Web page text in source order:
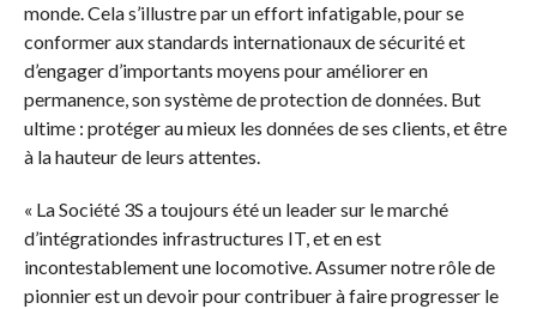
monde. Cela s’illustre par un effort infatigable, pour se
conformer aux standards internationaux de sécurité et
d’engager d’importants moyens pour améliorer en
permanence, son système de protection de données. But
ultime : protéger au mieux les données de ses clients, et être
à la hauteur de leurs attentes.
« La Société 3S a toujours été un leader sur le marché
d’intégrationdes infrastructures IT, et en est
incontestablement une locomotive. Assumer notre rôle de
pionnier est un devoir pour contribuer à faire progresser le